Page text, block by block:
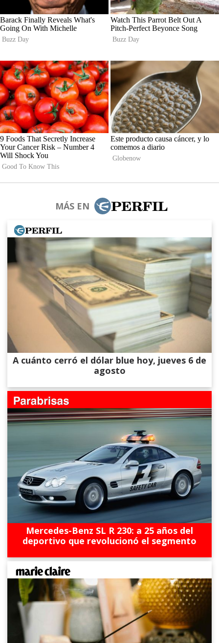
MÁS EN
A cuánto cerró el dólar blue hoy, jueves 6 de
agosto
Mercedes-Benz SL R 230: a 25 años del
deportivo que revolucionó el segmento